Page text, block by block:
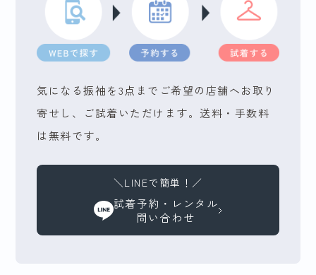
気になる振袖を3点までご希望の店舗へお取り
寄せし、ご試着いただけます。送料・手数料
は無料です。
＼LINEで簡単！／
試着予約・レンタル
問い合わせ